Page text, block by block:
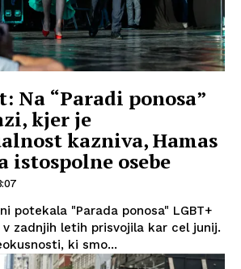
Na “Paradi ponosa”
kjer je
kazniva, Hamas
istospolne osebe
potekala "Parada ponosa" LGBT+
zadnjih letih prisvojila kar cel junij.
ki smo...